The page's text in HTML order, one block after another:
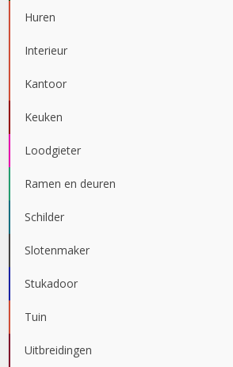
Huren
Interieur
Kantoor
Keuken
Loodgieter
Ramen en deuren
Schilder
Slotenmaker
Stukadoor
Tuin
Uitbreidingen